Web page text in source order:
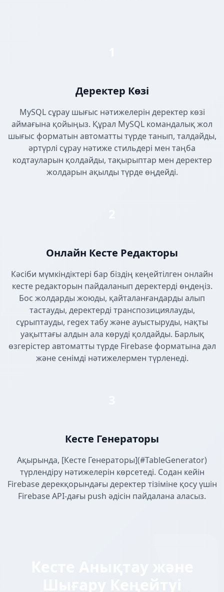
Деректер Көзі
MySQL сұрау шығыс нәтижелерін деректер көзі
аймағына қойыңыз. Құрал MySQL командалық жол
шығыс форматын автоматты түрде танып, талдайды,
әртүрлі сұрау нәтиже стильдері мен таңба
кодтауларын қолдайды, тақырыптар мен деректер
жолдарын ақылды түрде өңдейді.
Онлайн Кесте Редакторы
Кәсіби мүмкіндіктері бар біздің кеңейтілген онлайн
кесте редакторын пайдаланып деректерді өңдеңіз.
Бос жолдарды жоюды, қайталанғандарды алып
тастауды, деректерді транспозициялауды,
сұрыптауды, regex табу және ауыстыруды, нақты
уақыттағы алдын ала көруді қолдайды. Барлық
өзгерістер автоматты түрде Firebase форматына дәл
және сенімді нәтижелермен түрленеді.
Кесте Генераторы
Ақырында, [Кесте Генераторы](#TableGenerator)
түрлендіру нәтижелерін көрсетеді. Содан кейін
Firebase дерекқорындағы деректер тізіміне қосу үшін
Firebase API-дағы push әдісін пайдалана аласыз.